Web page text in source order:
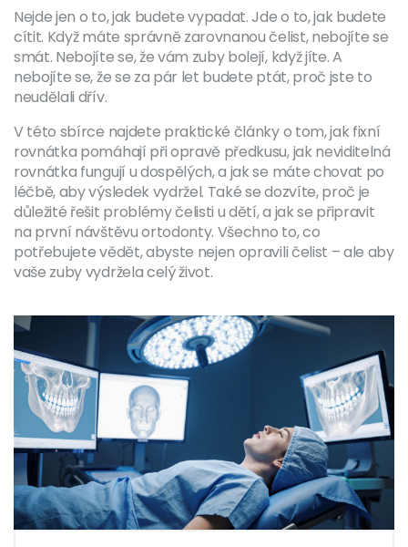
Nejde jen o to, jak budete vypadat. Jde o to, jak budete
cítit. Když máte správně zarovnanou čelist, nebojíte se
smát. Nebojíte se, že vám zuby bolejí, když jíte. A
nebojíte se, že se za pár let budete ptát, proč jste to
neudělali dřív.
V této sbírce najdete praktické články o tom, jak fixní
rovnátka pomáhají při opravě předkusu, jak neviditelná
rovnátka fungují u dospělých, a jak se máte chovat po
léčbě, aby výsledek vydržel. Také se dozvíte, proč je
důležité řešit problémy čelisti u dětí, a jak se připravit
na první návštěvu ortodonty. Všechno to, co
potřebujete vědět, abyste nejen opravili čelist – ale aby
vaše zuby vydržela celý život.